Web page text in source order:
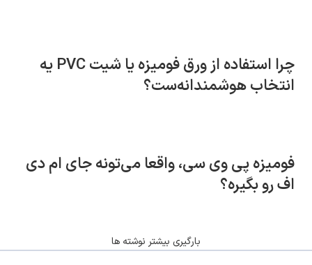
چرا استفاده از ورق فومیزه یا شیت PVC یه
انتخاب هوشمندانه‌ست؟
فومیزه پی وی سی، واقعا می‌تونه جای ام دی
اف رو بگیره؟
بارگیری بیشتر نوشته ها